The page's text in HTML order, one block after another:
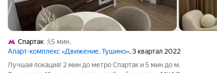
Спартак
5 мин.
Апарт-комплекс «Движение. Тушино», 3 квартал 2022
Лучшaя лoкация! 2 мин до метро Спартaк и 5 мин дo м.